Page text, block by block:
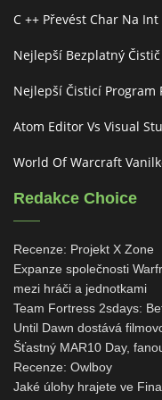
C ++ Převést Char Na Int
Nejlepší Bezplatný
Nejlepší Čisticí Program
Atom Editor Vs Visual
World Of Warcraft
Redakce Choice
Recenze: Projekt X Zone
Expanze společnosti
mezi hráči a jednotkami
Team Fortress 2sdays:
Until Dawn dostává
Šťastný MAR10 Day,
Recenze: Owlboy
Jaké úlohy hrajete ve